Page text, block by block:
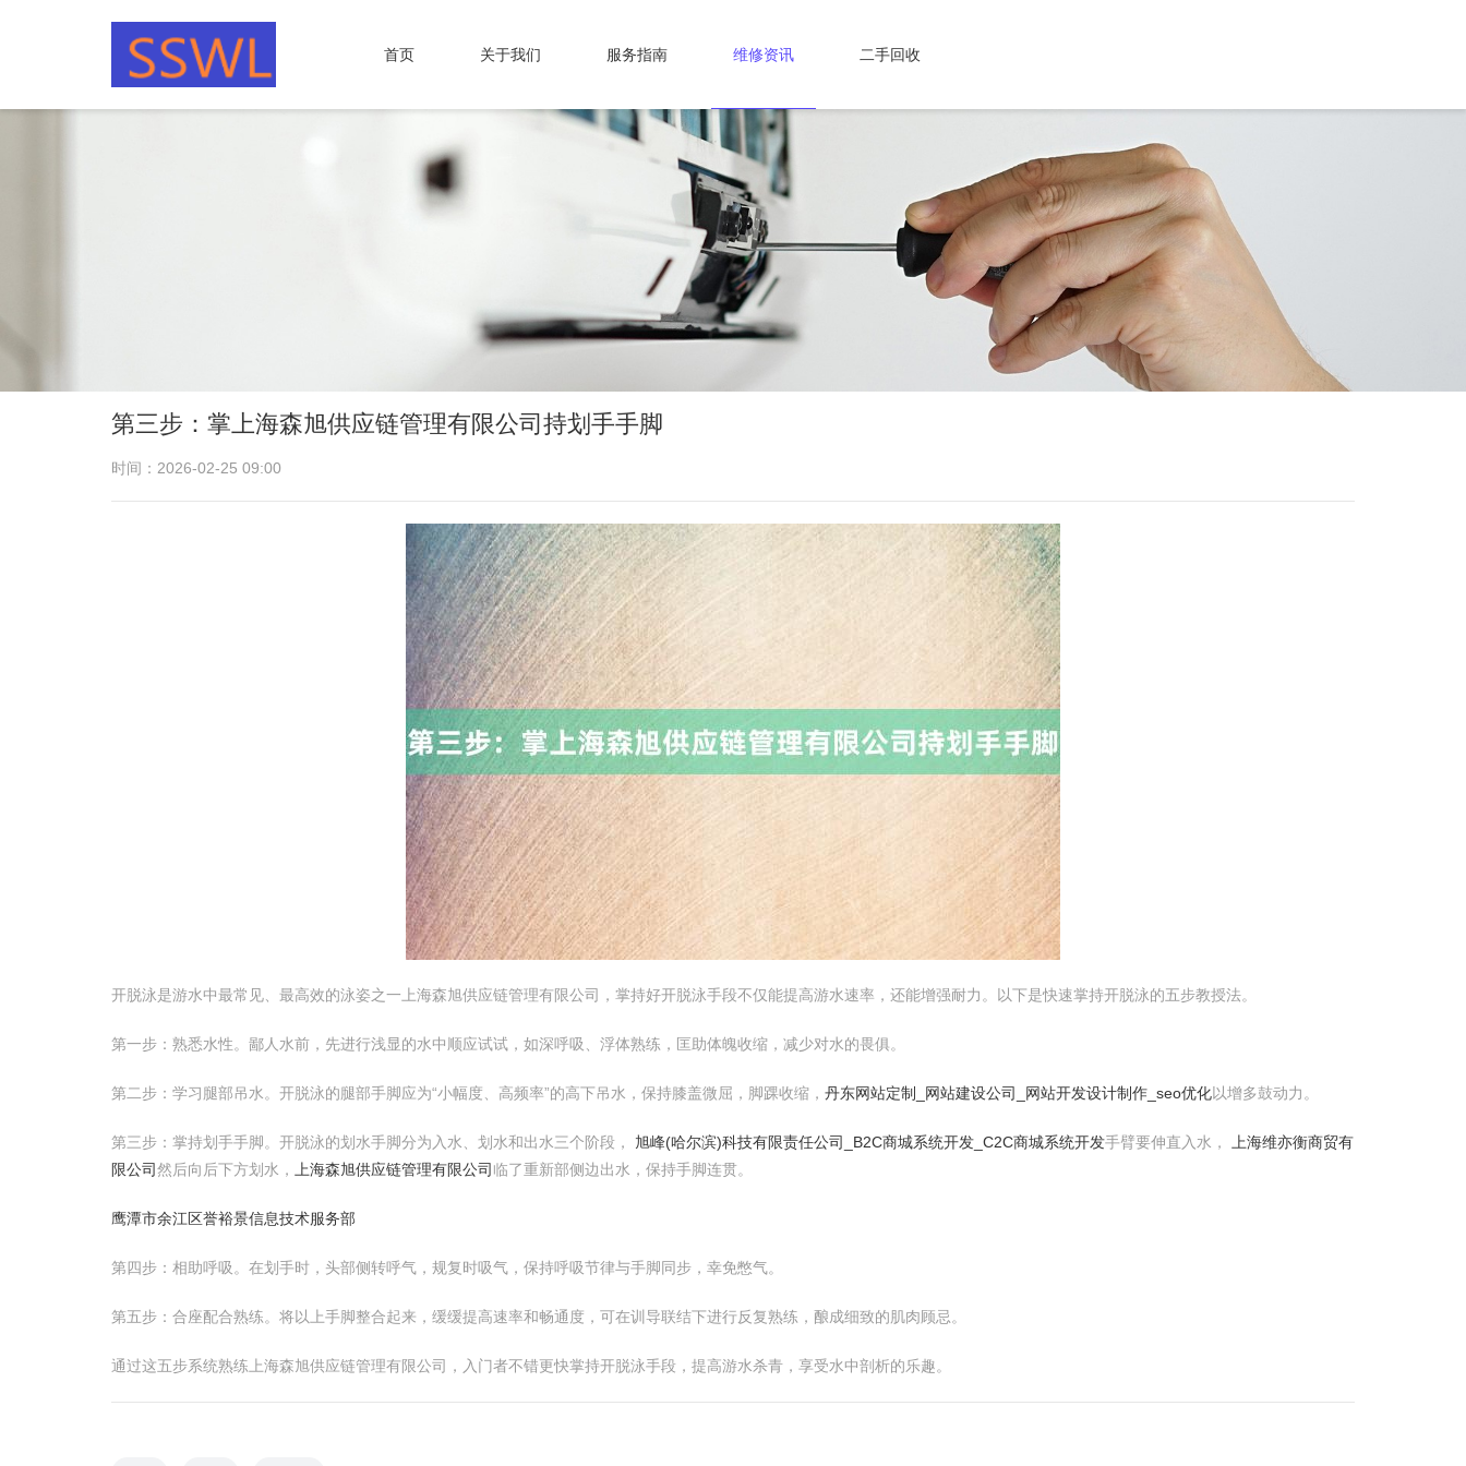
首页 关于我们 服务指南 维修资讯 二手回收
第三步：掌上海森旭供应链管理有限公司持划手手脚
时间：2026-02-25 09:00
开脱泳是游水中最常见、最高效的泳姿之一上海森旭供应链管理有限公司，掌持好开脱泳手段不仅能提高游水速率，还能增强耐力。以下是快速掌持开脱泳的五步教授法。
第一步：熟悉水性。鄙人水前，先进行浅显的水中顺应试试，如深呼吸、浮体熟练，匡助体魄收缩，减少对水的畏俱。
第二步：学习腿部吊水。开脱泳的腿部手脚应为“小幅度、高频率”的高下吊水，保持膝盖微屈，脚踝收缩， 丹东网站定制_网站建设公司_网站开发设计制作_seo优化以增多鼓动力。
第三步：掌持划手手脚。开脱泳的划水手脚分为入水、划水和出水三个阶段， 旭峰(哈尔滨)科技有限责任公司_B2C商城系统开发_C2C商城系统开发手臂要伸直入水，
上海维亦衡商贸有
限公司然后向后下方划水， 上海森旭供应链管理有限公司 临了重新部侧边出水，保持手脚连贯。
鹰潭市余江区誉裕景信息技术服务部
第四步：相助呼吸。在划手时，头部侧转呼气，规复时吸气，保持呼吸节律与手脚同步，幸免憋气。
第五步：合座配合熟练。将以上手脚整合起来，缓缓提高速率和畅通度，可在训导联结下进行反复熟练，酿成细致的肌肉顾忌。
通过这五步系统熟练上海森旭供应链管理有限公司，入门者不错更快掌持开脱泳手段，提高游水杀青，享受水中剖析的乐趣。